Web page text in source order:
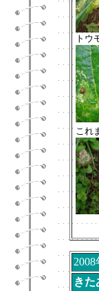
トウ
これ
2008
きた